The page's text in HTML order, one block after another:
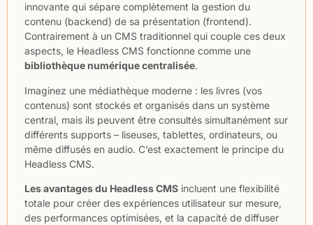
innovante qui sépare complètement la gestion du
contenu (backend) de sa présentation (frontend).
Contrairement à un CMS traditionnel qui couple ces deux
aspects, le Headless CMS fonctionne comme une
bibliothèque numérique centralisée.
Imaginez une médiathèque moderne : les livres (vos
contenus) sont stockés et organisés dans un système
central, mais ils peuvent être consultés simultanément sur
différents supports – liseuses, tablettes, ordinateurs, ou
même diffusés en audio. C’est exactement le principe du
Headless CMS.
Les avantages du Headless CMS incluent une flexibilité
totale pour créer des expériences utilisateur sur mesure,
des performances optimisées, et la capacité de diffuser